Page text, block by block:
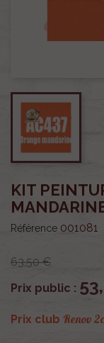
KIT
Référence 001081
63,50 €
Prix public :
Prix club Renov